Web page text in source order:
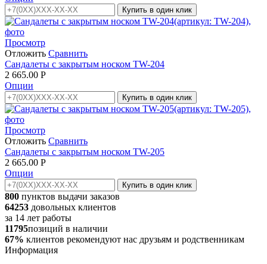
Купить в один клик
Просмотр
Отложить Сравнить
Сандалеты с закрытым носком TW-204
2 665.00 Р
Опции
Купить в один клик
Просмотр
Отложить Сравнить
Сандалеты с закрытым носком TW-205
2 665.00 Р
Опции
Купить в один клик
800 пунктов выдачи заказов
64253 довольных клиентов
за 14 лет работы
11795позиций в наличии
67% клиентов рекомендуют нас друзьям и родственникам
Информация